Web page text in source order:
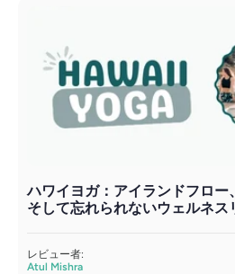
ハワイヨガ：アイランドフロー
そして忘れられないウェルネス
レビュー者:
Atul Mishra